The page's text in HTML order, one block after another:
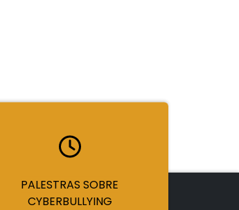
PALESTRAS SOBRE
CYBERBULLYING